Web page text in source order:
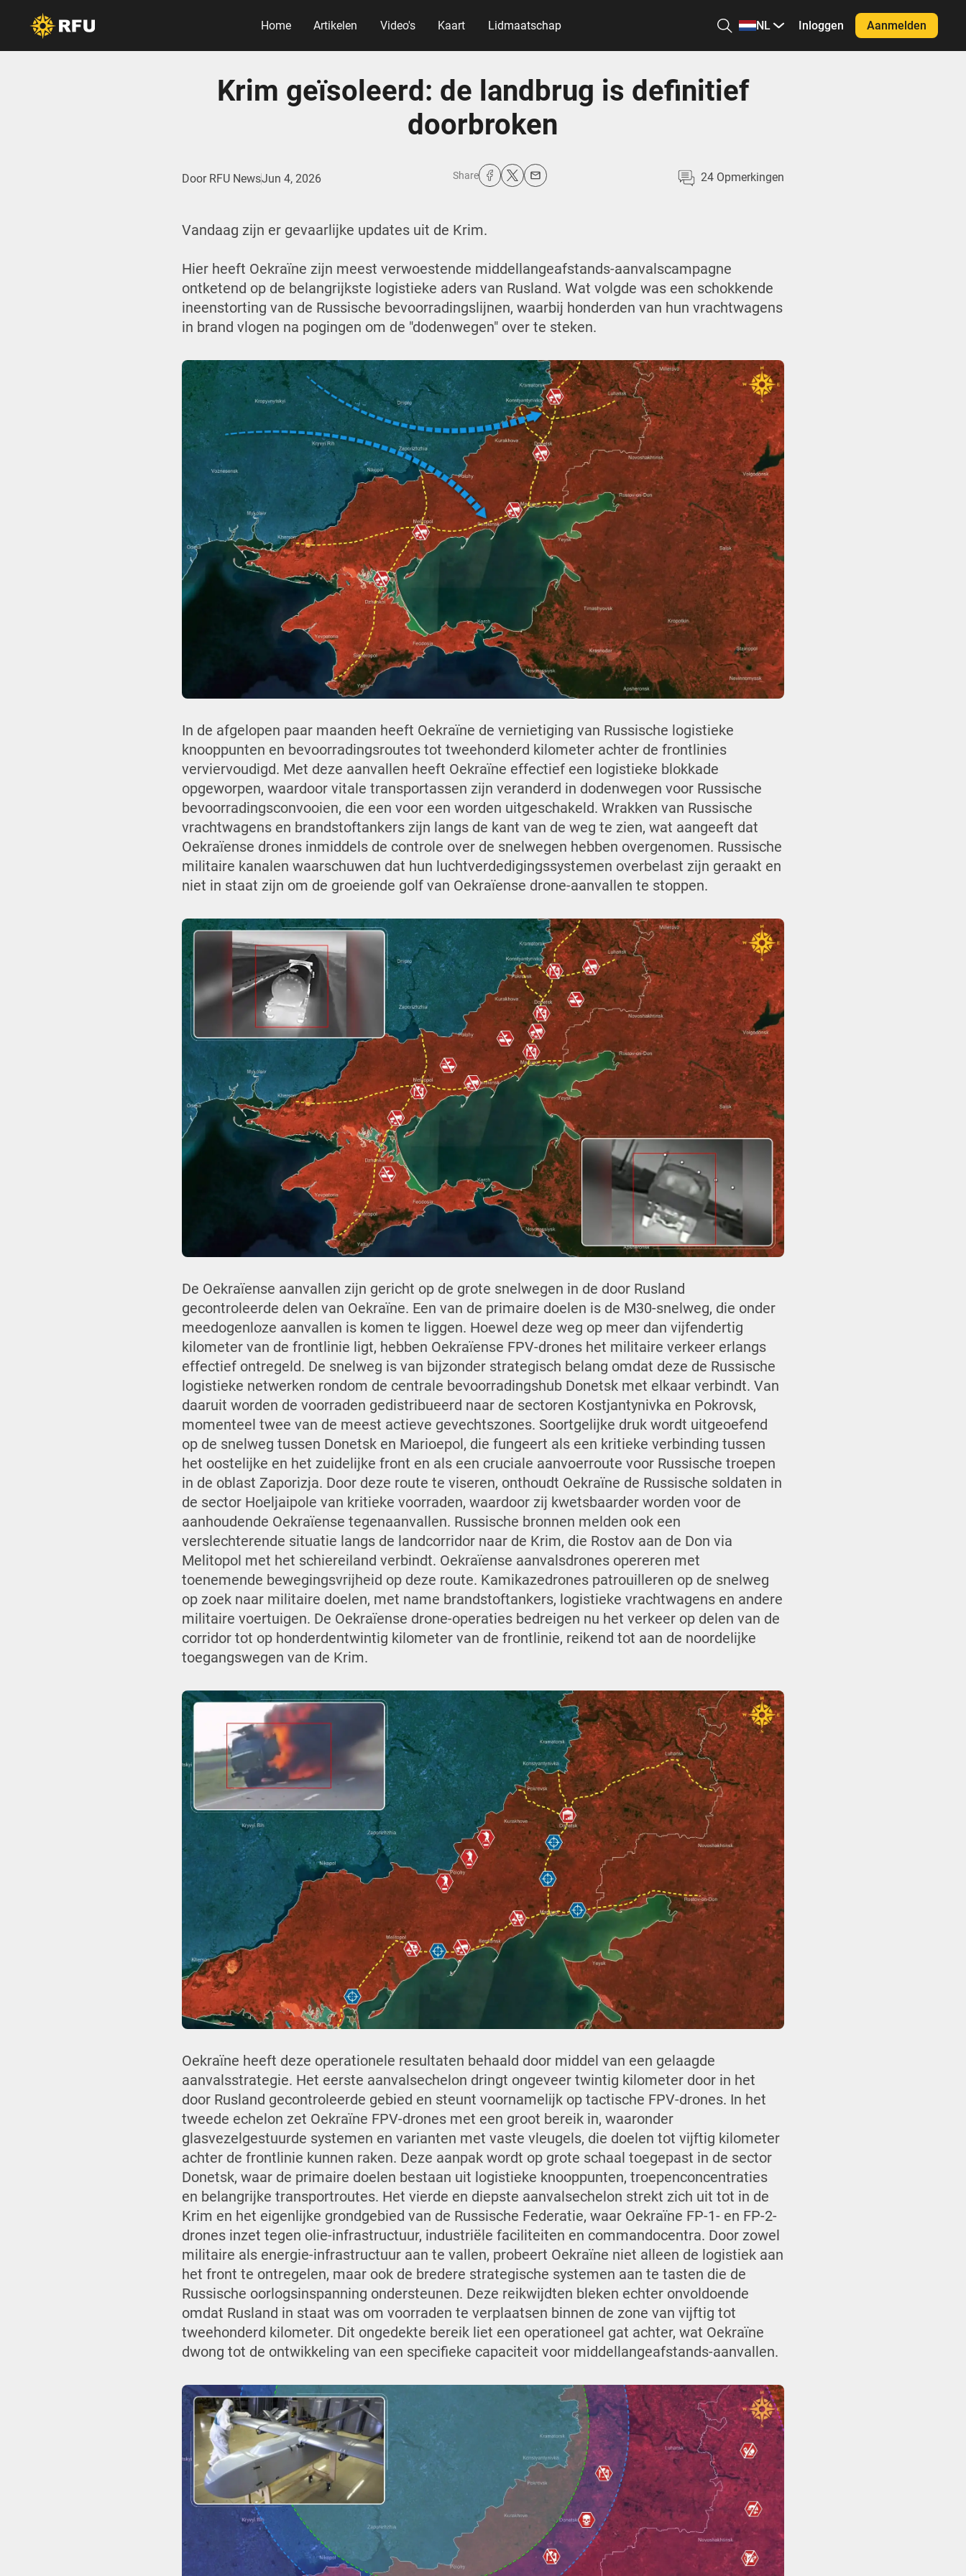
Home Artikelen Video's Kaart Lidmaatschap NL Inloggen Aanmelden
Krim geïsoleerd: de landbrug is definitief
doorbroken
Door RFU NewsJun 4, 2026 Share 24Opmerkingen
Vandaag zijn er gevaarlijke updates uit de Krim.
Hier heeft Oekraïne zijn meest verwoestende middellangeafstands-aanvalscampagne
ontketend op de belangrijkste logistieke aders van Rusland. Wat volgde was een schokkende
ineenstorting van de Russische bevoorradingslijnen, waarbij honderden van hun vrachtwagens
in brand vlogen na pogingen om de "dodenwegen" over te steken.
In de afgelopen paar maanden heeft Oekraïne de vernietiging van Russische logistieke
knooppunten en bevoorradingsroutes tot tweehonderd kilometer achter de frontlinies
verviervoudigd. Met deze aanvallen heeft Oekraïne effectief een logistieke blokkade
opgeworpen, waardoor vitale transportassen zijn veranderd in dodenwegen voor Russische
bevoorradingsconvooien, die een voor een worden uitgeschakeld. Wrakken van Russische
vrachtwagens en brandstoftankers zijn langs de kant van de weg te zien, wat aangeeft dat
Oekraïense drones inmiddels de controle over de snelwegen hebben overgenomen. Russische
militaire kanalen waarschuwen dat hun luchtverdedigingssystemen overbelast zijn geraakt en
niet in staat zijn om de groeiende golf van Oekraïense drone-aanvallen te stoppen.
De Oekraïense aanvallen zijn gericht op de grote snelwegen in de door Rusland
gecontroleerde delen van Oekraïne. Een van de primaire doelen is de M30-snelweg, die onder
meedogenloze aanvallen is komen te liggen. Hoewel deze weg op meer dan vijfendertig
kilometer van de frontlinie ligt, hebben Oekraïense FPV-drones het militaire verkeer erlangs
effectief ontregeld. De snelweg is van bijzonder strategisch belang omdat deze de Russische
logistieke netwerken rondom de centrale bevoorradingshub Donetsk met elkaar verbindt. Van
daaruit worden de voorraden gedistribueerd naar de sectoren Kostjantynivka en Pokrovsk,
momenteel twee van de meest actieve gevechtszones. Soortgelijke druk wordt uitgeoefend
op de snelweg tussen Donetsk en Marioepol, die fungeert als een kritieke verbinding tussen
het oostelijke en het zuidelijke front en als een cruciale aanvoerroute voor Russische troepen
in de oblast Zaporizja. Door deze route te viseren, onthoudt Oekraïne de Russische soldaten in
de sector Hoeljaipole van kritieke voorraden, waardoor zij kwetsbaarder worden voor de
aanhoudende Oekraïense tegenaanvallen. Russische bronnen melden ook een
verslechterende situatie langs de landcorridor naar de Krim, die Rostov aan de Don via
Melitopol met het schiereiland verbindt. Oekraïense aanvalsdrones opereren met
toenemende bewegingsvrijheid op deze route. Kamikazedrones patrouilleren op de snelweg
op zoek naar militaire doelen, met name brandstoftankers, logistieke vrachtwagens en andere
militaire voertuigen. De Oekraïense drone-operaties bedreigen nu het verkeer op delen van de
corridor tot op honderdentwintig kilometer van de frontlinie, reikend tot aan de noordelijke
toegangswegen van de Krim.
Oekraïne heeft deze operationele resultaten behaald door middel van een gelaagde
aanvalsstrategie. Het eerste aanvalsechelon dringt ongeveer twintig kilometer door in het
door Rusland gecontroleerde gebied en steunt voornamelijk op tactische FPV-drones. In het
tweede echelon zet Oekraïne FPV-drones met een groot bereik in, waaronder
glasvezelgestuurde systemen en varianten met vaste vleugels, die doelen tot vijftig kilometer
achter de frontlinie kunnen raken. Deze aanpak wordt op grote schaal toegepast in de sector
Donetsk, waar de primaire doelen bestaan uit logistieke knooppunten, troepenconcentraties
en belangrijke transportroutes. Het vierde en diepste aanvalsechelon strekt zich uit tot in de
Krim en het eigenlijke grondgebied van de Russische Federatie, waar Oekraïne FP-1- en FP-2-
drones inzet tegen olie-infrastructuur, industriële faciliteiten en commandocentra. Door zowel
militaire als energie-infrastructuur aan te vallen, probeert Oekraïne niet alleen de logistiek aan
het front te ontregelen, maar ook de bredere strategische systemen aan te tasten die de
Russische oorlogsinspanning ondersteunen. Deze reikwijdten bleken echter onvoldoende
omdat Rusland in staat was om voorraden te verplaatsen binnen de zone van vijftig tot
tweehonderd kilometer. Dit ongedekte bereik liet een operationeel gat achter, wat Oekraïne
dwong tot de ontwikkeling van een specifieke capaciteit voor middellangeafstands-aanvallen.